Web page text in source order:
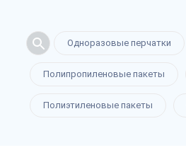
Одноразовые перчатки
Полипропиленовые пакеты
Полиэтиленовые пакеты